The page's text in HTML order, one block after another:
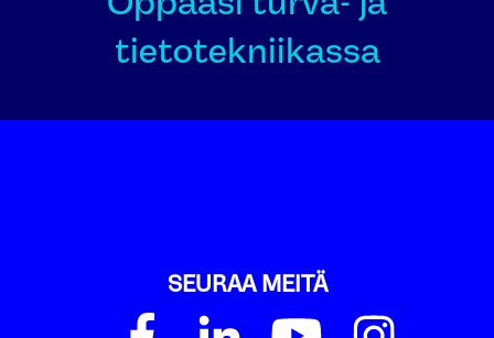
tietotekniikassa
SEURAA MEITÄ